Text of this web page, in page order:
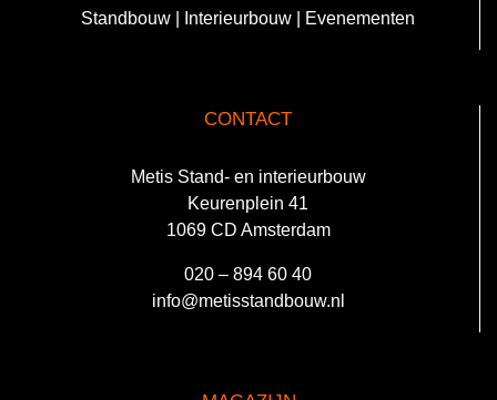
Standbouw | Interieurbouw | Evenementen
CONTACT
Metis Stand- en interieurbouw
Keurenplein 41
1069 CD Amsterdam
020 – 894 60 40
info@metisstandbouw.nl